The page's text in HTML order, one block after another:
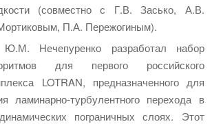
(совместно с Г.В. Засько, А.В.
П.А. Пережогиным).
Нечепуренко разработал набор
для первого российского
LOTRAN, предназначенного для
ламинарно-турбулентного перехода в
пограничных слоях. Этот